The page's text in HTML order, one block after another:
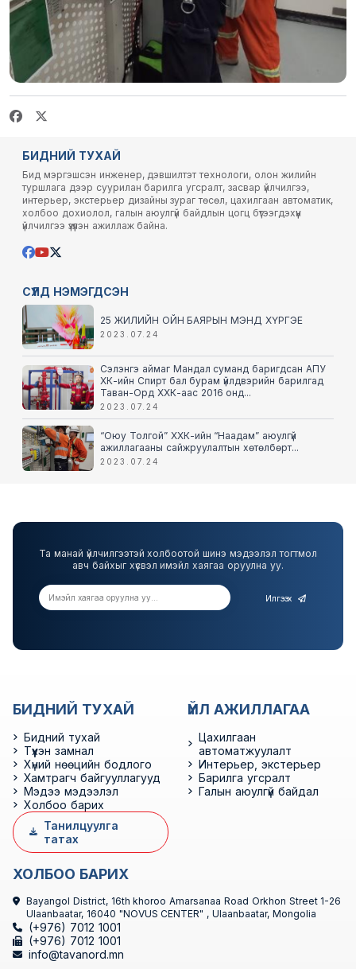
БИДНИЙ ТУХАЙ
Бид мэргэшсэн инженер, дэвшилтэт технологи, олон жилийн
туршлага дээр суурилан барилга угсралт, засвар үйлчилгээ,
интерьер, экстерьер дизайны зураг төсөл, цахилгаан автоматик,
холбоо дохиолол, галын аюулгүй байдлын цогц бүтээгдэхүүн
үйлчилгээ үзүүлэн ажиллаж байна.
СҮҮЛД НЭМЭГДСЭН
25 ЖИЛИЙН ОЙН БАЯРЫН МЭНД ХҮРГЭЕ
2023.07.24
Сэлэнгэ аймаг Мандал суманд баригдсан АПУ
ХК-ийн Спирт бал бурам үйлдвэрийн барилгад
Таван-Орд ХХК-аас 2016 онд...
2023.07.24
“Оюу Толгой” ХХК-ийн “Наадам” аюулгүй
ажиллагааны сайжруулалтын хөтөлбөрт...
2023.07.24
Та манай үйлчилгээтэй холбоотой шинэ мэдээлэл тогтмол
авч байхыг хүсвэл имэйл хаягаа оруулна уу.
Илгээх
БИДНИЙ ТУХАЙ
Бидний тухай
Түүхэн замнал
Хүний нөөцийн бодлого
Хамтрагч байгууллагууд
Мэдээ мэдээлэл
Холбоо барих
Танилцуулга
татах
ҮЙЛ АЖИЛЛАГАА
Цахилгаан
автоматжуулалт
Интерьер, экстерьер
Барилга угсралт
Галын аюулгүй байдал
ХОЛБОО БАРИХ
Bayangol District, 16th khoroo Amarsanaa Road Orkhon Street 1-26
Ulaanbaatar, 16040 "NOVUS CENTER" , Ulaanbaatar, Mongolia
(+976) 7012 1001
(+976) 7012 1001
info@tavanord.mn